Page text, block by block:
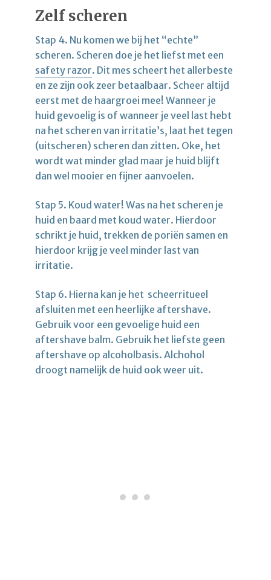
Zelf scheren
Stap 4. Nu komen we bij het “echte”
scheren. Scheren doe je het liefst met een
safety razor. Dit mes scheert het allerbeste
en ze zijn ook zeer betaalbaar. Scheer altijd
eerst met de haargroei mee! Wanneer je
huid gevoelig is of wanneer je veel last hebt
na het scheren van irritatie’s, laat het tegen
(uitscheren) scheren dan zitten. Oke, het
wordt wat minder glad maar je huid blijft
dan wel mooier en fijner aanvoelen.
Stap 5. Koud water! Was na het scheren je
huid en baard met koud water. Hierdoor
schrikt je huid, trekken de poriën samen en
hierdoor krijg je veel minder last van
irritatie.
Stap 6. Hierna kan je het scheerritueel
afsluiten met een heerlijke aftershave.
Gebruik voor een gevoelige huid een
aftershave balm. Gebruik het liefste geen
aftershave op alcoholbasis. Alchohol
droogt namelijk de huid ook weer uit.